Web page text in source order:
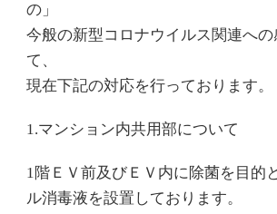
の」
今般の新型コロナウイルス関連への
て、
現在下記の対応を行っております。
1.マンション内共用部について
1階ＥＶ前及びＥＶ内に除菌を目的
ル消毒液を設置しております。